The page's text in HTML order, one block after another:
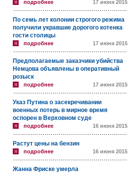
подробнее 17 июня 2015
По семь лет колонии строгого режима
получили укравшие дорогого котенка
гости столицы
подробнее 17 июня 2015
Предполагаемые заказчики убийства
Немцова объявлены в оперативный
розыск
подробнее 17 июня 2015
Указ Путина о засекречивании
военных потерь в мирное время
оспорен в Верховном суде
подробнее 16 июня 2015
Растут цены на бензин
подробнее 16 июня 2015
Жанна Фриске умерла